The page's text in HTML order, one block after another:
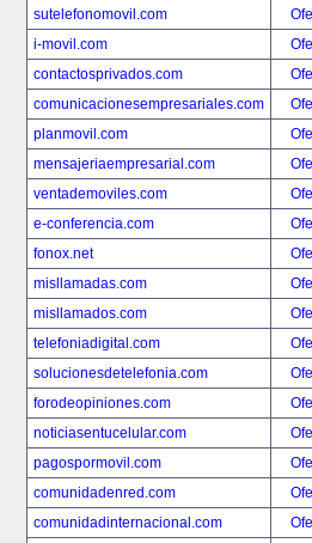
sutelefonomovil.com
i-movil.com
contactosprivados.com
comunicacionesempresariales.com
planmovil.com
mensajeriaempresarial.com
ventademoviles.com
e-conferencia.com
fonox.net
misllamadas.com
misllamados.com
telefoniadigital.com
solucionesdetelefonia.com
forodeopiniones.com
noticiasentucelular.com
pagospormovil.com
comunidadenred.com
comunidadinternacional.com